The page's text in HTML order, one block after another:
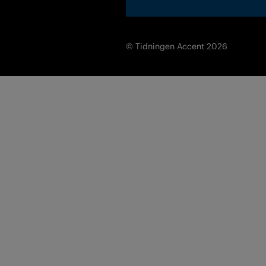
© Tidningen Accent 2026